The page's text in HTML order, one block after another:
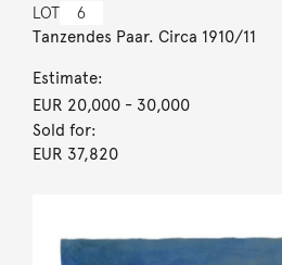
LOT 6
Tanzendes Paar. Circa 1910/11
Estimate:
EUR 20,000- 30,000
Sold for:
EUR 37,820